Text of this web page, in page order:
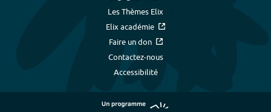
Les Thèmes Elix
Elix académie
Faire un don
Contactez-nous
Accessibilité